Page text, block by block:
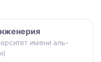
имени аль-